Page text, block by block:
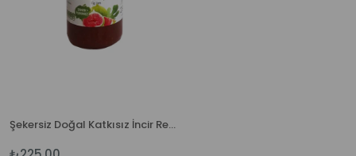
Şekersiz Doğal Katkısız İncir Reçeli 280 gr.